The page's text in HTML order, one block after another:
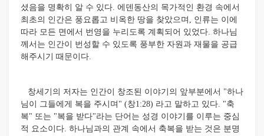
셨음을 명확히 알 수 있다. 에덴동산의 목가적인 환경 속에서
최초의 인간은 풍요롭고 비옥한 땅을 찾았으며, 인류는 이에
따라 모든 면에서 번영을 누리도록 계획되어 있었다. 하나님
께서는 인간이 번성할 수 있도록 풍부한 자원과 재물을 공급
해주시기 때문이다.
창세기의 저자는 인간이 창조된 이야기의 앞부분에서 "하나
님이 그들에게 복을 주시며" (창1:28) 라고 말하고 있다. "축
복" 또는 "복을 받다"라는 단어는 성경 이야기를 이루는 중심
적 요소이다. 하나님과의 관계 속에서 축복을 받는 것은 분명